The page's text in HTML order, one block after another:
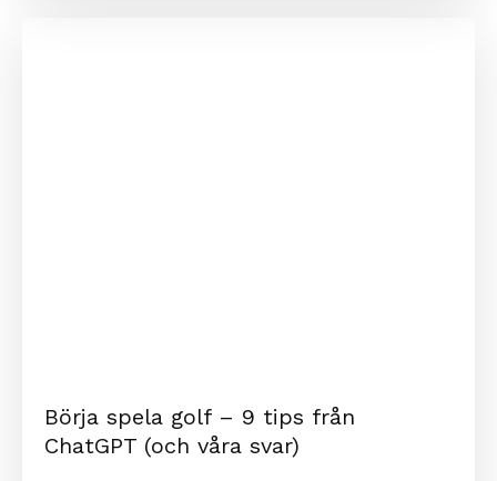
Börja spela golf – 9 tips från
ChatGPT (och våra svar)